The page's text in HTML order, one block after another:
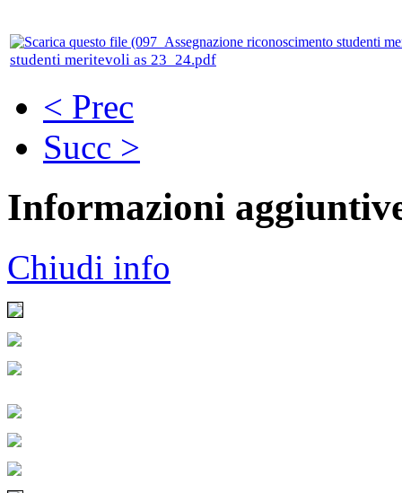
studenti meritevoli as 23_24.pdf
< Prec
Succ >
Informazioni
Chiudi info